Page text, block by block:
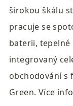
širokou škálu
pracuje se
baterii, tepelné
integrovaný
obchodování s
Green. Více